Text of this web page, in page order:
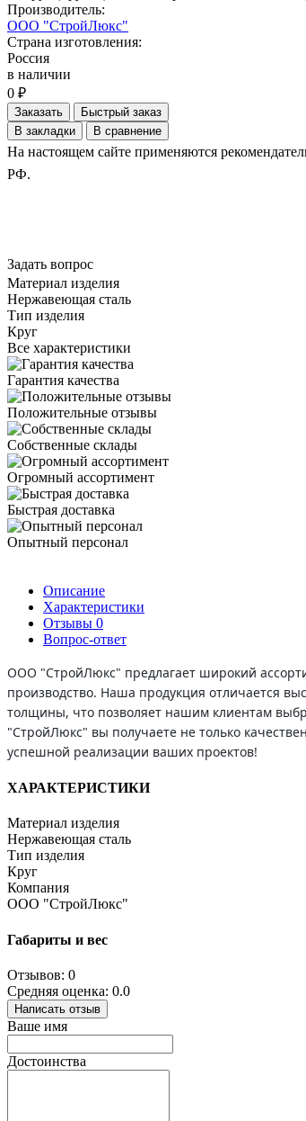
Производитель:
ООО "СтройЛюкс"
Страна изготовления:
Россия
в наличии
0 ₽
Заказать
Быстрый заказ
В закладки
В сравнение
На настоящем сайте применяются
РФ.
Задать вопрос
Материал изделия
Нержавеющая сталь
Тип изделия
Круг
Все характеристики
Гарантия качества
Положительные отзывы
Собственные склады
Огромный ассортимент
Быстрая доставка
Опытный персонал
Описание
Характеристики
Отзывы 0
Вопрос-ответ
ООО "СтройЛюкс" предлагает широкий
производство. Наша продукция отличается
толщины, что позволяет нашим клиентам
"СтройЛюкс" вы получаете не только
успешной реализации ваших проектов!
ХАРАКТЕРИСТИКИ
Материал изделия
Нержавеющая сталь
Тип изделия
Круг
Компания
ООО "СтройЛюкс"
Габариты и вес
Отзывов: 0
Средняя оценка: 0.0
Написать отзыв
Ваше имя
Достоинства